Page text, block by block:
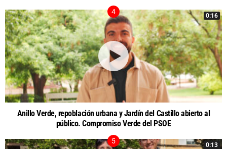
0:16
Anillo Verde, repoblación urbana y Jardín del Castillo abierto al
público. Compromiso Verde del PSOE
0:13